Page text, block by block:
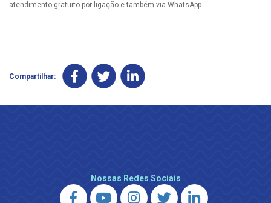
atendimento gratuito por ligação e também via WhatsApp.
Compartilhar:
Nossas Redes Sociais